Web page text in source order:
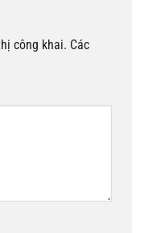
công khai. Các